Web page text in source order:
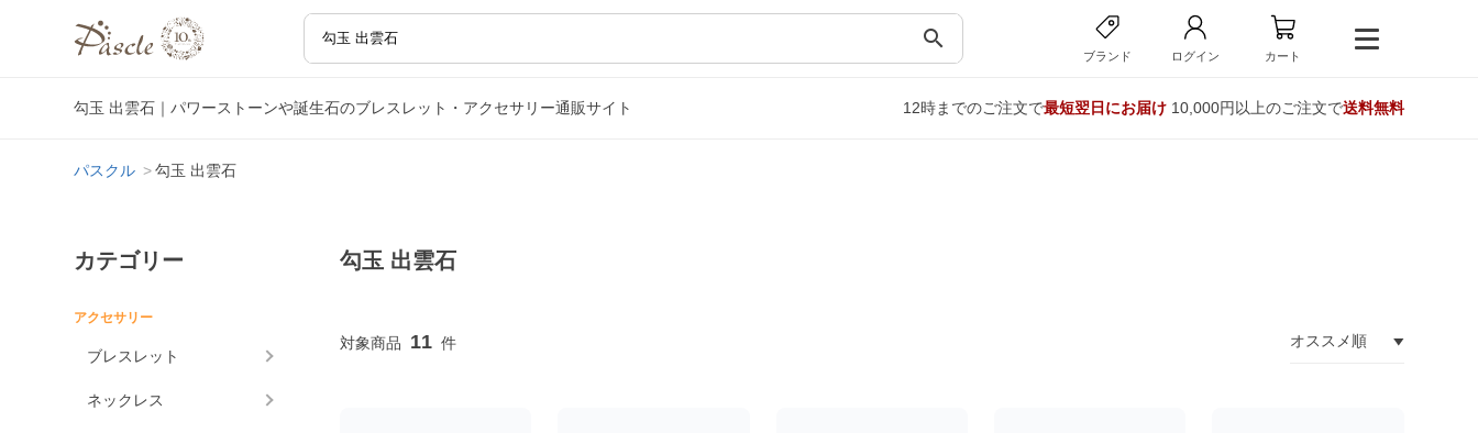
search
ブランド ログイン カート
勾玉 出雲石｜パワーストーンや誕生石のブレスレット・アクセサリー通販サイト 12時までのご注文で最短翌日にお届け10,000円以上のご注文で送料無料
パスクル 勾玉 出雲石
カテゴリー
アクセサリー
ブレスレット
ネックレス
勾玉 出雲石
11